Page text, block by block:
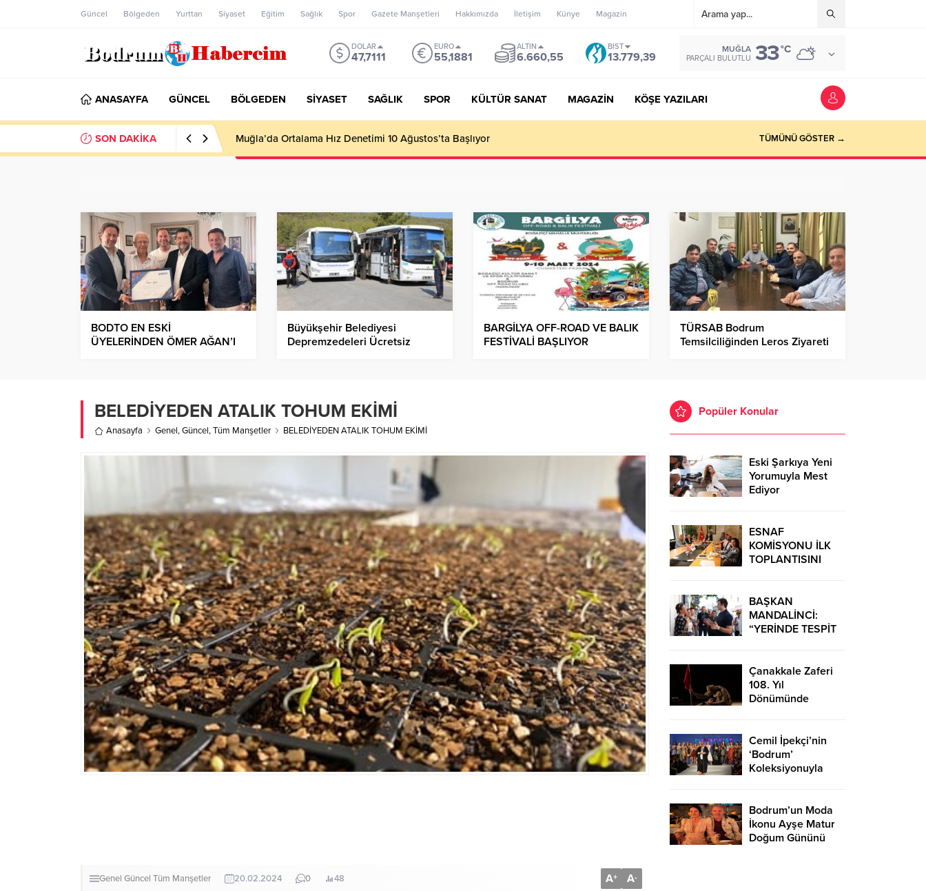
Güncel Bölgeden Yurttan Siyaset Eğitim Sağlık Spor Gazete Manşetleri Hakkımızda İletişim Künye Magazin
DOLAR
47,7111
EURO
55,1881
ALTIN
6.660,55
BIST
13.779,39
MUĞLA
PARÇALI BULUTLU 33°C
ANASAYFA GÜNCEL BÖLGEDEN SİYASET SAĞLIK SPOR KÜLTÜR SANAT MAGAZİN KÖŞE YAZILARI
SON DAKİKA Ankara; “Bodrum’un misyonu, mottosu, vizyonu; genç oyuncuları parlatıp onlara kariyer kazandırmak” TÜMÜNÜ GÖSTER →
BODTO EN ESKİ
ÜYELERİNDEN ÖMER AĞAN’I
Büyükşehir Belediyesi
Depremzedeleri Ücretsiz
BARGİLYA OFF-ROAD VE BALIK
FESTİVALİ BAŞLIYOR
TÜRSAB Bodrum
Temsilciliğinden Leros Ziyareti
BELEDİYEDEN ATALIK TOHUM EKİMİ
Anasayfa Genel,Güncel,Tüm Manşetler BELEDİYEDEN ATALIK TOHUM EKİMİ
Genel Güncel Tüm Manşetler 20.02.2024 0 48 A+ A-
Popüler Konular
Eski Şarkıya Yeni
Yorumuyla Mest
Ediyor
ESNAF
KOMİSYONU İLK
TOPLANTISINI
BAŞKAN
MANDALİNCİ:
“YERİNDE TESPİT
ÜRETİYORUZ”
Çanakkale Zaferi
108. Yıl
Dönümünde
Kutlandı
Cemil İpekçi’nin
‘Bodrum’
Koleksiyonuyla
Bodrum’un Moda
İkonu Ayşe Matur
Doğum Gününü